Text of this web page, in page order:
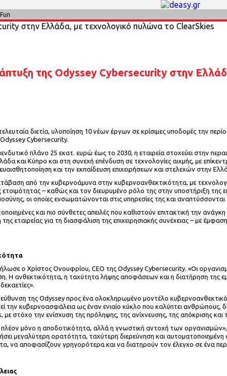
Fun
της Odyssey Cybersecurity στην
διετία, υλοποίηση 10 νέων έργων σε κρίσιμες υποδομές την
Cybersecurity.
πλάνο 25 εκατ. ευρώ έως το 2030, η εταιρεία στοχεύει στην
και Κύπρο και στη συνεχή επένδυση σε τεχνολογίες αιχμής, με
ευαισθητοποίηση και την εκπαίδευση επιχειρήσεων και στελεχών
από την κυβερνοάμυνα στην κυβερνοανθεκτικότητα, με
– καθώς και τον διευρυμένο ρόλο της στην υποστήριξη της
οι οποίες ενσωματώνονται στις υπηρεσίες της και
και πιο σύνθετες απειλές που καθιστούν επιτακτική την
εταιρείας για τη διασφάλιση της επιχειρησιακής συνέχειας – με
ο Χρίστος Ονουφρίου, CEO της Odyssey Cybersecurity. «Οι
Η ανθεκτικότητα, η ταχύτητα λήψης αποφάσεων και η διατήρηση της
της Odyssey προς ένα ολοκληρωμένο μοντέλο
την κυβερνοασφάλεια ως έναν ενιαίο κύκλο που καλύπτει
στόχο την ενίσχυση της πρόληψης, της ανίχνευσης, της απόκρισης και
πλέον μόνο η αποδοτικότητα, αλλά η γνωστική αντοχή των
μεγαλύτερη ορατότητα, ταχύτερη διερεύνηση και
να αποφασίζουν γρηγορότερα και να διατηρούν τον έλεγχο σε ένα